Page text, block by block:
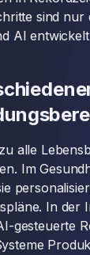
sind nur
AI
alle
Im
In der
gesteuerte